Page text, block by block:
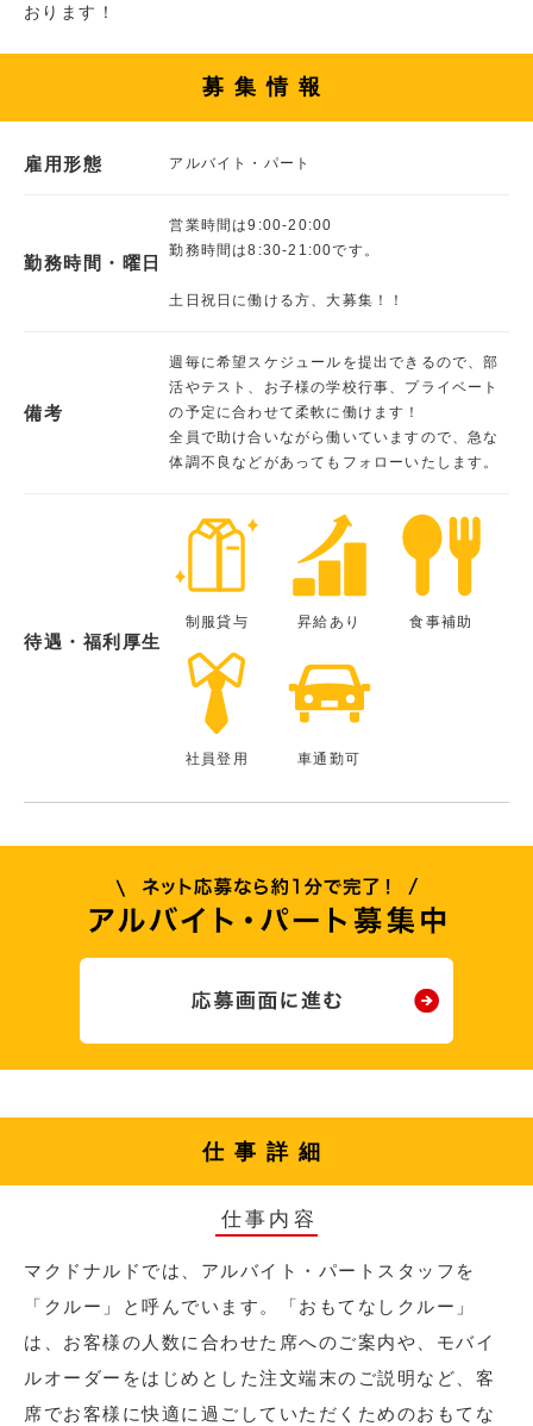
おります！
募集情報
雇用形態 アルバイト・パート
勤務時間・曜日
営業時間は9:00-20:00
勤務時間は8:30-21:00です。
土日祝日に働ける方、大募集！！
備考
週毎に希望スケジュールを提出できるので、部
活やテスト、お子様の学校行事、プライベート
の予定に合わせて柔軟に働けます！
全員で助け合いながら働いていますので、急な
体調不良などがあってもフォローいたします。
待遇・福利厚生
制服貸与 昇給あり 食事補助
社員登用 車通勤可
仕事詳細
仕事内容
マクドナルドでは、アルバイト・パートスタッフを
「クルー」と呼んでいます。「おもてなしクルー」
は、お客様の人数に合わせた席へのご案内や、モバイ
ルオーダーをはじめとした注文端末のご説明など、客
席でお客様に快適に過ごしていただくためのおもてな